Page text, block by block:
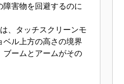
障害物を回避するのに
、タッチスクリーンモ
ベル上方の高さの境界
ブームとアームがその